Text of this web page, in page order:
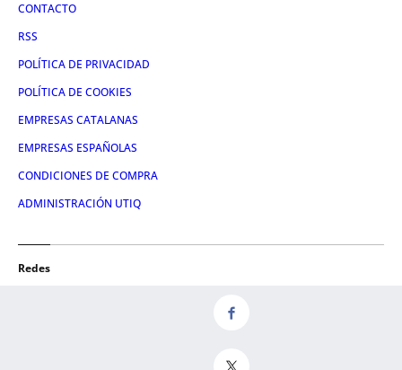
CONTACTO
RSS
POLÍTICA DE PRIVACIDAD
POLÍTICA DE COOKIES
EMPRESAS CATALANAS
EMPRESAS ESPAÑOLAS
CONDICIONES DE COMPRA
ADMINISTRACIÓN UTIQ
Redes